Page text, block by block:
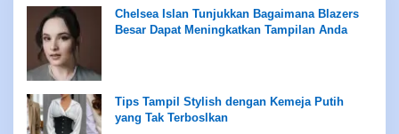
Chelsea Islan Tunjukkan Bagaimana Blazers
Besar Dapat Meningkatkan Tampilan Anda
Tips Tampil Stylish dengan Kemeja Putih
yang Tak Terboslkan